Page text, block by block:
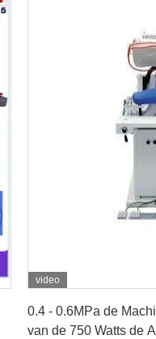
video
0.4 - 0.6MPa de
van de 750 Watts de